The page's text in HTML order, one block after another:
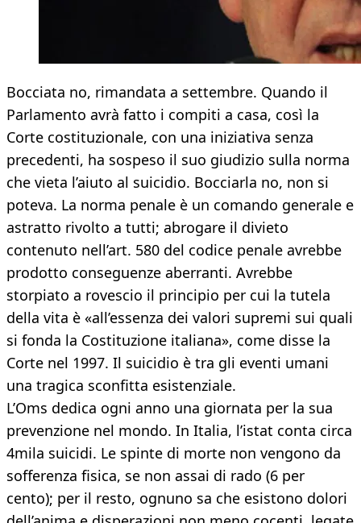
Bocciata no, rimandata a settembre. Quando il
Parlamento avrà fatto i compiti a casa, così la
Corte costituzionale, con una iniziativa senza
precedenti, ha sospeso il suo giudizio sulla norma
che vieta l’aiuto al suicidio. Bocciarla no, non si
poteva. La norma penale è un comando generale e
astratto rivolto a tutti; abrogare il divieto
contenuto nell’art. 580 del codice penale avrebbe
prodotto conseguenze aberranti. Avrebbe
storpiato a rovescio il principio per cui la tutela
della vita è «all’essenza dei valori supremi sui quali
si fonda la Costituzione italiana», come disse la
Corte nel 1997. Il suicidio è tra gli eventi umani
una tragica sconfitta esistenziale.
L’Oms dedica ogni anno una giornata per la sua
prevenzione nel mondo. In Italia, l’istat conta circa
4mila suicidi. Le spinte di morte non vengono da
sofferenza fisica, se non assai di rado (6 per
cento); per il resto, ognuno sa che esistono dolori